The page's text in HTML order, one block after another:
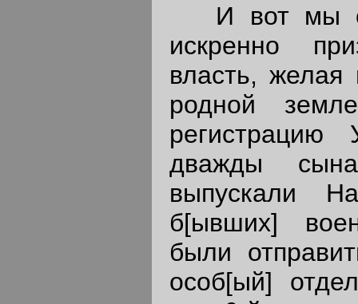
И вот мы
искренно
власть, желая
родной
дважды
выпускали
б[ывших]
были
особ[ый]